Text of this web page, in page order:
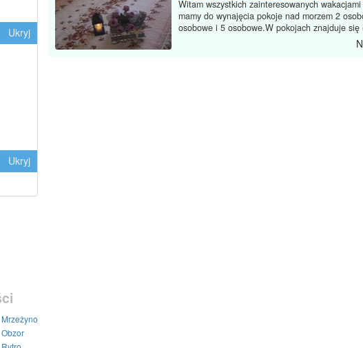
Ukryj
Ukryj
Witam wszystkich zainteresowanych
mamy do wynajęcia pokoje nad morzem 2
osobowe i 5 osobowe.W pokojach znajduje się
Mrzeżyno
Obzor